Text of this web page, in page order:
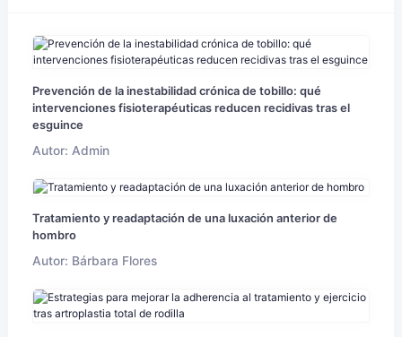
Prevención de la inestabilidad crónica de tobillo: qué
intervenciones fisioterapéuticas reducen recidivas tras el
esguince
Autor: Admin
Tratamiento y readaptación de una luxación anterior de
hombro
Autor: Bárbara Flores